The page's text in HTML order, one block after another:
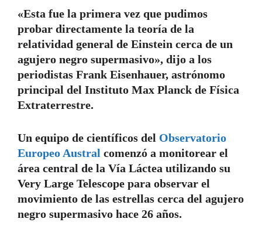
«Esta fue la primera vez que pudimos
probar directamente la teoría de la
relatividad general de Einstein cerca de un
agujero negro supermasivo», dijo a los
periodistas Frank Eisenhauer, astrónomo
principal del Instituto Max Planck de Física
Extraterrestre.
Un equipo de científicos del Observatorio
Europeo Austral comenzó a monitorear el
área central de la Vía Láctea utilizando su
Very Large Telescope para observar el
movimiento de las estrellas cerca del agujero
negro supermasivo hace 26 años.